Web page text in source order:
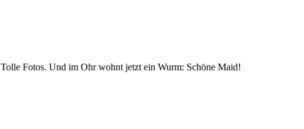
Fotos. Und im Ohr wohnt jetzt ein Wurm: Schöne Maid!